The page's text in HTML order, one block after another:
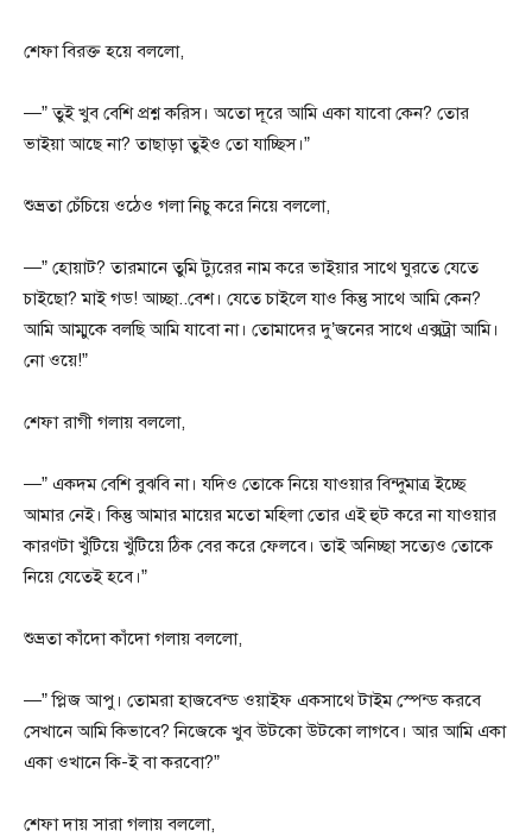
শেফা বিরক্ত হয়ে বললো,
—” তুই খুব বেশি প্রশ্ন করিস। অতো দূরে আমি একা যাবো কেন? তোর
ভাইয়া আছে না? তাছাড়া তুইও তো যাচ্ছিস।”
শুভ্রতা চেঁচিয়ে ওঠেও গলা নিচু করে নিয়ে বললো,
—” হোয়াট? তারমানে তুমি ট্যুরের নাম করে ভাইয়ার সাথে ঘুরতে যেতে
চাইছো? মাই গড! আচ্ছা..বেশ। যেতে চাইলে যাও কিন্তু সাথে আমি কেন?
আমি আম্মুকে বলছি আমি যাবো না। তোমাদের দু’জনের সাথে এক্সট্রা আমি।
নো ওয়ে!”
শেফা রাগী গলায় বললো,
—” একদম বেশি বুঝবি না। যদিও তোকে নিয়ে যাওয়ার বিন্দুমাত্র ইচ্ছে
আমার নেই। কিন্তু আমার মায়ের মতো মহিলা তোর এই হুট করে না যাওয়ার
কারণটা খুঁটিয়ে খুঁটিয়ে ঠিক বের করে ফেলবে। তাই অনিচ্ছা সত্যেও তোকে
নিয়ে যেতেই হবে।”
শুভ্রতা কাঁদো কাঁদো গলায় বললো,
—” প্লিজ আপু। তোমরা হাজবেন্ড ওয়াইফ একসাথে টাইম স্পেন্ড করবে
সেখানে আমি কিভাবে? নিজেকে খুব উটকো উটকো লাগবে। আর আমি একা
একা ওখানে কি-ই বা করবো?”
শেফা দায় সারা গলায় বললো,